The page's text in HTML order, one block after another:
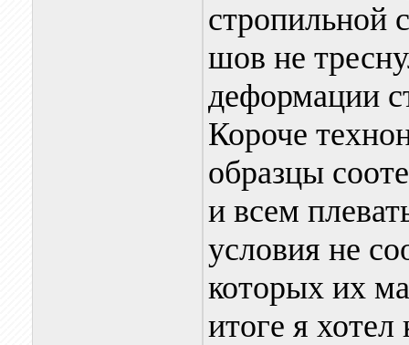
стропильной
шов не
деформации
Короче
образцы
и всем
условия не
которых их
итоге я хотел